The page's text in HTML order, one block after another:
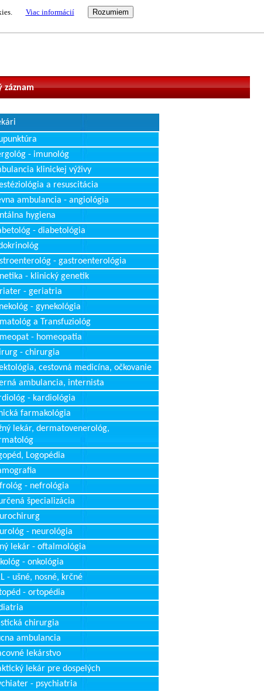
Viac informácií
záznam
- imunológ
klinickej výživy
a resuscitácia
ambulancia - angiológia
hygiena
- diabetológia
- gastroenterológia
- klinický genetik
- geriatria
- gynekológia
a Transfuziológ
- homeopatia
- chirurgia
cestovná medicína, očkovanie
ambulancia, internista
- kardiológia
farmakológia
lekár, dermatovenerológ,
Logopédia
- nefrológia
špecializácia
- neurológia
lekár - oftalmológia
- onkológia
- ušné, nosné, krčné
- ortopédia
chirurgia
ambulancia
lekárstvo
lekár pre dospelých
- psychiatria